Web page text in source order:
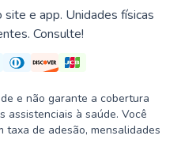
site e app. Unidades físicas
Consulte!
e não garante a cobertura
assistenciais à saúde. Você
taxa de adesão, mensalidades